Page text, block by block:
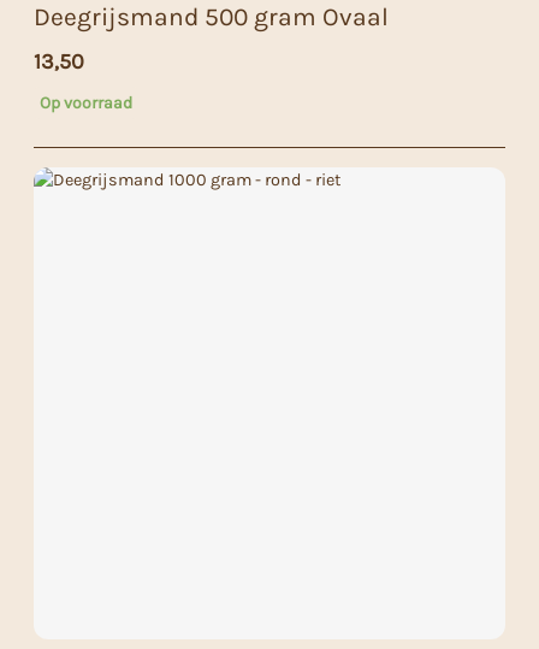
Deegrijsmand 500 gram Ovaal
13,50
Op voorraad